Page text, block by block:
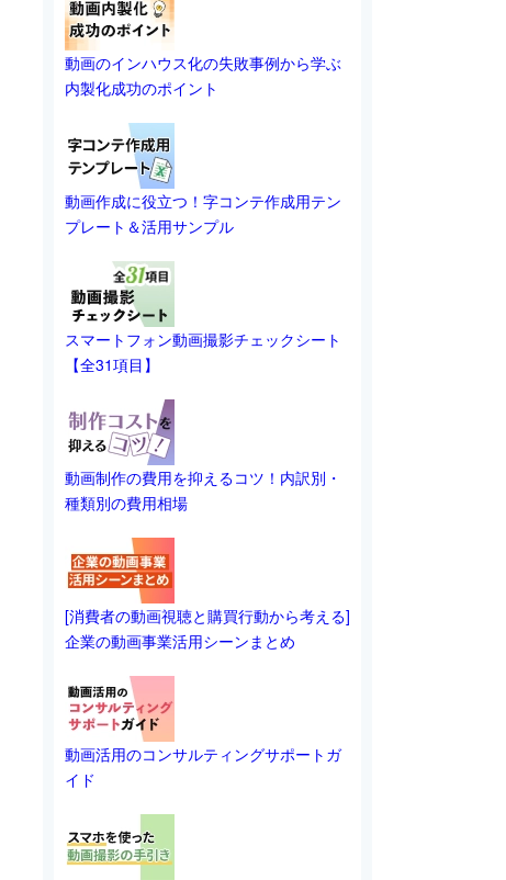
動画のインハウス化の失敗事例から学ぶ
内製化成功のポイント
動画作成に役立つ！字コンテ作成用テン
プレート＆活用サンプル
スマートフォン動画撮影チェックシート
【全31項目】
動画制作の費用を抑えるコツ！内訳別・
種類別の費用相場
[消費者の動画視聴と購買行動から考える]
企業の動画事業活用シーンまとめ
動画活用のコンサルティングサポートガ
イド